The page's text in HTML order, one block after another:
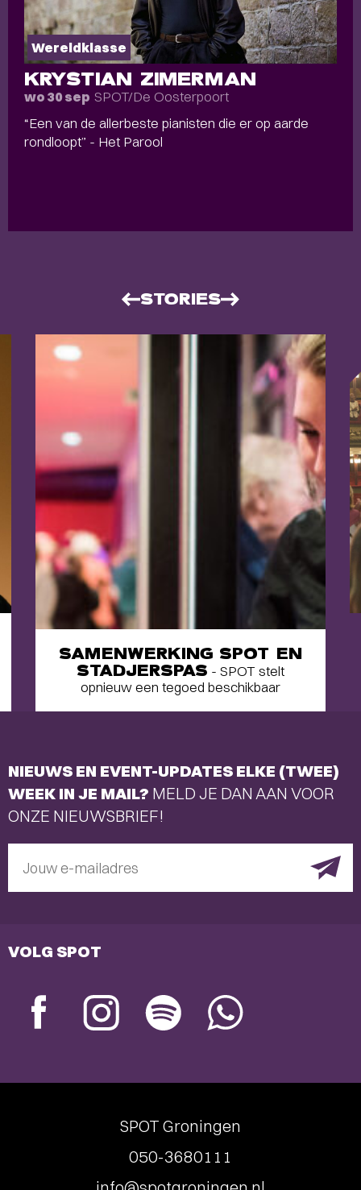
Wereldklasse
KRYSTIAN ZIMERMAN
wo 30 sep SPOT/De Oosterpoort
“Een van de allerbeste pianisten die er op aarde
rondloopt” - Het Parool
STORIES
SAMENWERKING SPOT EN
STADJERSPAS - SPOT stelt
opnieuw een tegoed beschikbaar
NIEUWS EN EVENT-UPDATES ELKE (TWEE)
WEEK IN JE MAIL? MELD JE DAN AAN VOOR
ONZE NIEUWSBRIEF!
Jouw e-mailadres
VOLG SPOT
SPOT Groningen
050-3680111